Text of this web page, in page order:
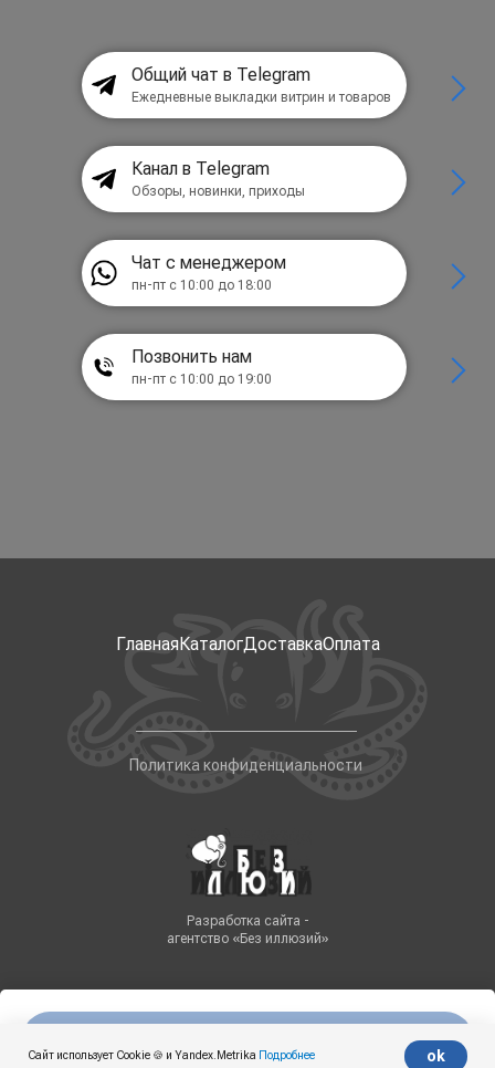
Сайт использует Cookie 🍪 и Yandex.Metrika Подробнее ok
Общий чат в Telegram
Ежедневные выкладки витрин и товаров
Канал в Telegram
Обзоры, новинки, приходы
Чат с менеджером
пн-пт с 10:00 до 18:00
Позвонить нам
пн-пт с 10:00 до 19:00
ГлавнаяКаталогДоставкаОплата
Политика конфиденциальности
Разработка сайта -
агентство «Без иллюзий»
Made on Tilda